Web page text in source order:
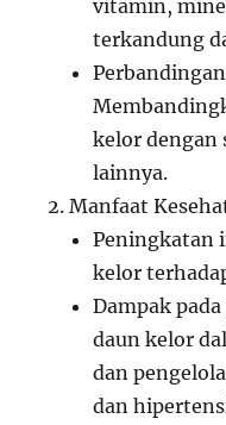
vitamin,
terkandung
kelor dengan
lainnya.
Manfaat
Peningkatan
kelor
Dampak
daun kelor
dan
dan